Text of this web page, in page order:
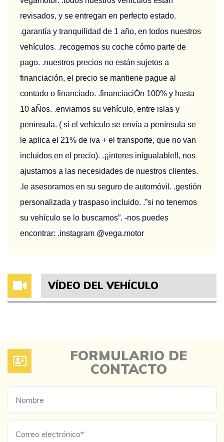
revisados, y se entregan en perfecto estado.
.garantía y tranquilidad de 1 año, en todos nuestros
vehículos. .recogemos su coche cómo parte de
pago. .nuestros precios no están sujetos a
financiación, el precio se mantiene pague al
contado o financiado. .financiaciÓn 100% y hasta
10 aÑos. .enviamos su vehículo, entre islas y
península. ( si el vehículo se envía a península se
le aplica el 21% de iva + el transporte, que no van
incluidos en el precio). .¡¡interes inigualable!!, nos
ajustamos a las necesidades de nuestros clientes.
.le asesoramos en su seguro de automóvil. .gestión
personalizada y traspaso incluido. .”si no tenemos
su vehículo se lo buscamos”. -nos puedes
encontrar: .instagram @vega.motor
VÍDEO DEL VEHÍCULO
FORMULARIO DE
CONTACTO